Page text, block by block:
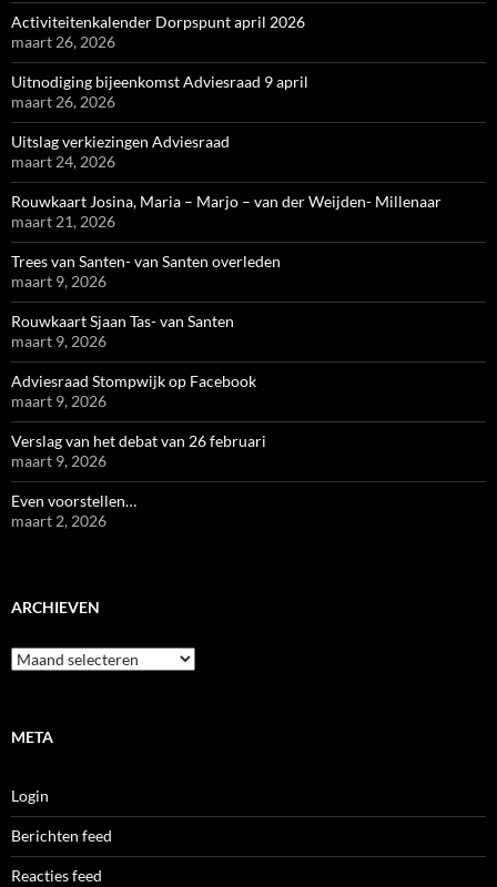
Activiteitenkalender Dorpspunt april 2026
maart 26, 2026
Uitnodiging bijeenkomst Adviesraad 9 april
maart 26, 2026
Uitslag verkiezingen Adviesraad
maart 24, 2026
Rouwkaart Josina, Maria – Marjo – van der Weijden- Millenaar
maart 21, 2026
Trees van Santen- van Santen overleden
maart 9, 2026
Rouwkaart Sjaan Tas- van Santen
maart 9, 2026
Adviesraad Stompwijk op Facebook
maart 9, 2026
Verslag van het debat van 26 februari
maart 9, 2026
Even voorstellen…
maart 2, 2026
ARCHIEVEN
Archieven
META
Login
Berichten feed
Reacties feed